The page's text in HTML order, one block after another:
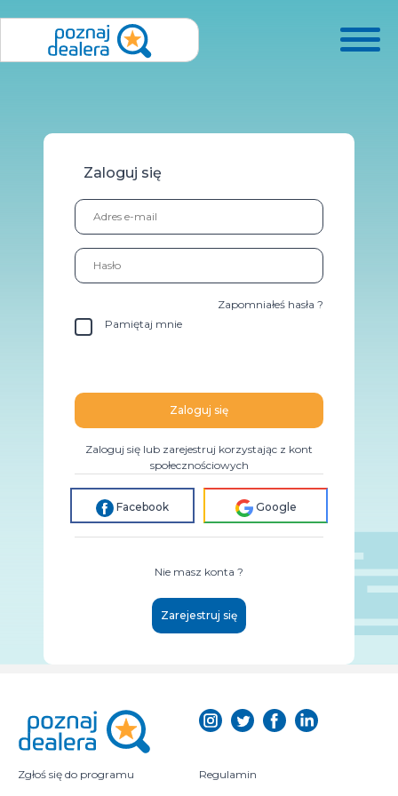
Zaloguj się
Pamiętaj mnie
Zapomniałeś hasła ?
Zaloguj się
Zaloguj się lub zarejestruj korzystając z kont
społecznościowych
Facebook Google
Nie masz konta ?
Zarejestruj się
Zgłoś się do programu
Regulamin